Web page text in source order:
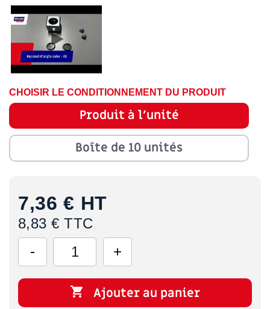
CHOISIR LE CONDITIONNEMENT DU PRODUIT
Produit à l'unité
Boîte de 10 unités
7,36 € HT
8,83 € TTC
 Ajouter au panier